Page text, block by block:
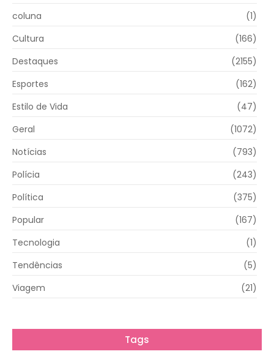
coluna
(1)
Cultura
(166)
Destaques
(2155)
Esportes
(162)
Estilo de Vida
(47)
Geral
(1072)
Notícias
(793)
Polícia
(243)
Política
(375)
Popular
(167)
Tecnologia
(1)
Tendências
(5)
Viagem
(21)
Tags